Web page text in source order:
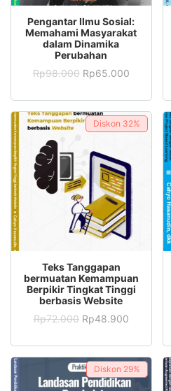
ADD TO CART
Pengantar Ilmu Sosial:
Memahami Masyarakat
dalam Dinamika
Perubahan
Rp98.000 Rp65.000
Diskon 32%
ADD TO CART
Teks Tanggapan
bermuatan Kemampuan
Berpikir Tingkat Tinggi
berbasis Website
Rp72.000 Rp48.900
Diskon 29%